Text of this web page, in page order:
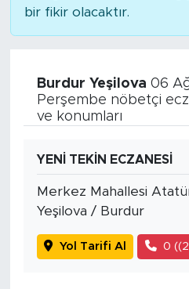
bir fikir olacaktır.
Burdur Yeşilova 06
Perşembe nöbetçi
ve konumları
YENİ TEKİN ECZANESİ
Merkez Mahallesi
Yeşilova / Burdur
Yol Tarifi Al 0